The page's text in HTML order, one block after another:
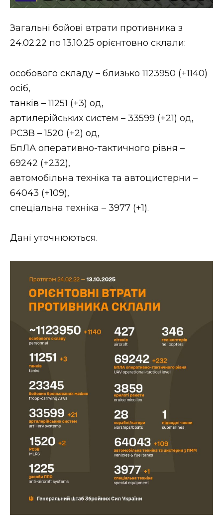
Стиль життя
Втрачений Ужгород
ЗАКАРПАТСЬКІ НОВИНИ
НОВИНИ ЗАХІДНОЇ УКРАЇНИ
ФОТО
Загальні бойові втрати противника з
24.02.22 по 13.10.25 орієнтовно склали:
особового складу – близько 1123950 (+1140)
осіб,
танків – 11251 (+3) од,
артилерійських систем – 33599 (+21) од,
РСЗВ – 1520 (+2) од,
БпЛА оперативно-тактичного рівня –
69242 (+232),
автомобільна техніка та автоцистерни –
64043 (+109),
спеціальна техніка – 3977 (+1).
Дані уточнюються.